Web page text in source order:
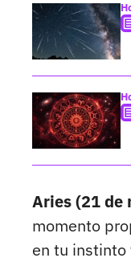
Aries (21 de
momento
en tu instinto